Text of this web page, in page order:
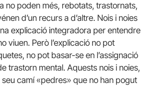
no poden més, rebotats, trastornats,
d’un recurs a d’altre. Nois i noies
explicació integradora per entendre
viuen. Però l’explicació no pot
no pot basar-se en l’assignació
trastorn mental. Aquests nois i noies,
camí «pedres» que no han pogut